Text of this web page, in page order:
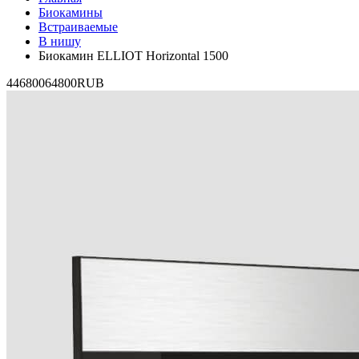
Биокамины
Встраиваемые
В нишу
Биокамин ELLIOT Horizontal 1500
44680064800RUB